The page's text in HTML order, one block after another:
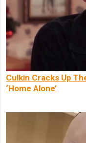
Culkin Cracks Up
‘Home Alone’